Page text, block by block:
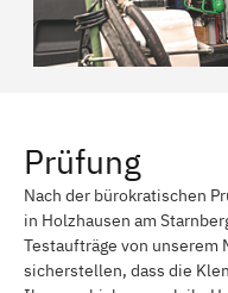
Prüfung
Nach der bürokratischen
in Holzhausen am
Testaufträge von unserem
sicherstellen, dass die